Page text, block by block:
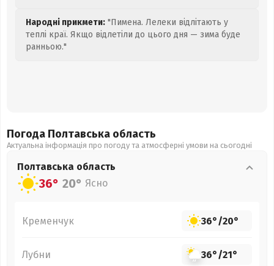
Народні прикмети: "Пимена. Лелеки відлітають у
теплі краї. Якщо відлетіли до цього дня — зима буде
ранньою."
Погода Полтавська область
Актуальна інформація про погоду та атмосферні умови на сьогодні
Полтавська область
36° 20° Ясно
Кременчук 36°/20°
Лубни 36°/21°